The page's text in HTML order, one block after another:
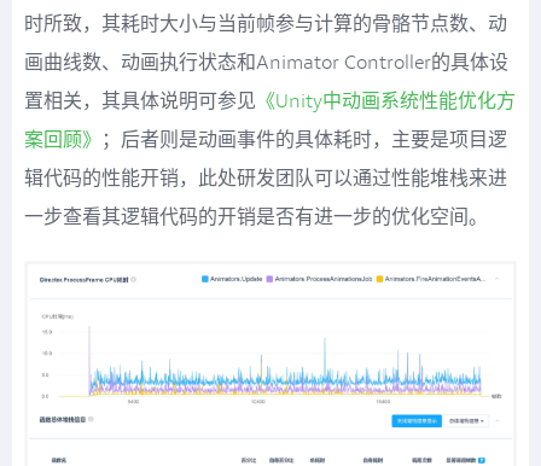
时所致，其耗时大小与当前帧参与计算的骨骼节点数、动
画曲线数、动画执行状态和Animator Controller的具体设
置相关，其具体说明可参见 《Unity中动画系统性能优化方
案回顾》 ；后者则是动画事件的具体耗时，主要是项目逻
辑代码的性能开销，此处研发团队可以通过性能堆栈来进
一步查看其逻辑代码的开销是否有进一步的优化空间。